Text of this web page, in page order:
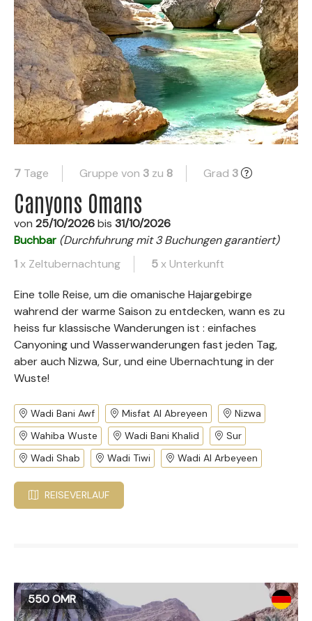
7 Tage Gruppe von 3 zu 8 Grad 3
Canyons Omans
von 25/10/2026bis 31/10/2026
Buchbar (Durchfuhrung mit 3 Buchungen garantiert)
1x Zeltubernachtung 5x Unterkunft
Eine tolle Reise, um die omanische Hajargebirge
wahrend der warme Saison zu entdecken, wann es zu
heiss fur klassische Wanderungen ist : einfaches
Canyoning und Wasserwanderungen fast jeden Tag,
aber auch Nizwa, Sur, und eine Ubernachtung in der
Wuste!
Wadi Bani Awf Misfat Al Abreyeen
Nizwa
Wahiba Wuste
Wadi Bani Khalid
Sur
Wadi Shab
Wadi Tiwi Wadi Al Arbeyeen
REISEVERLAUF
550 OMR